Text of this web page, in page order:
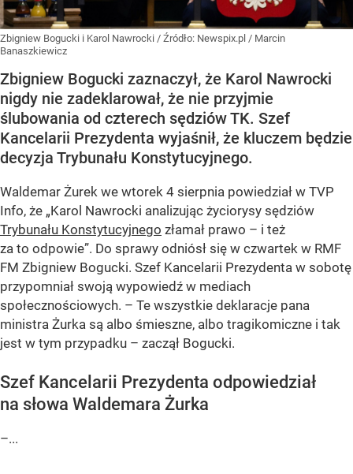
Zbigniew Bogucki i Karol Nawrocki / Źródło: Newspix.pl / Marcin
Banaszkiewicz
Zbigniew Bogucki zaznaczył, że Karol Nawrocki
nigdy nie zadeklarował, że nie przyjmie
ślubowania od czterech sędziów TK. Szef
Kancelarii Prezydenta wyjaśnił, że kluczem będzie
decyzja Trybunału Konstytucyjnego.
Waldemar Żurek we wtorek 4 sierpnia powiedział w TVP
Info, że „Karol Nawrocki analizując życiorysy sędziów
Trybunału Konstytucyjnego złamał prawo – i też
za to odpowie”. Do sprawy odniósł się w czwartek w RMF
FM Zbigniew Bogucki. Szef Kancelarii Prezydenta w sobotę
przypomniał swoją wypowiedź w mediach
społecznościowych. – Te wszystkie deklaracje pana
ministra Żurka są albo śmieszne, albo tragikomiczne i tak
jest w tym przypadku – zaczął Bogucki.
Szef Kancelarii Prezydenta odpowiedział
na słowa Waldemara Żurka
–...